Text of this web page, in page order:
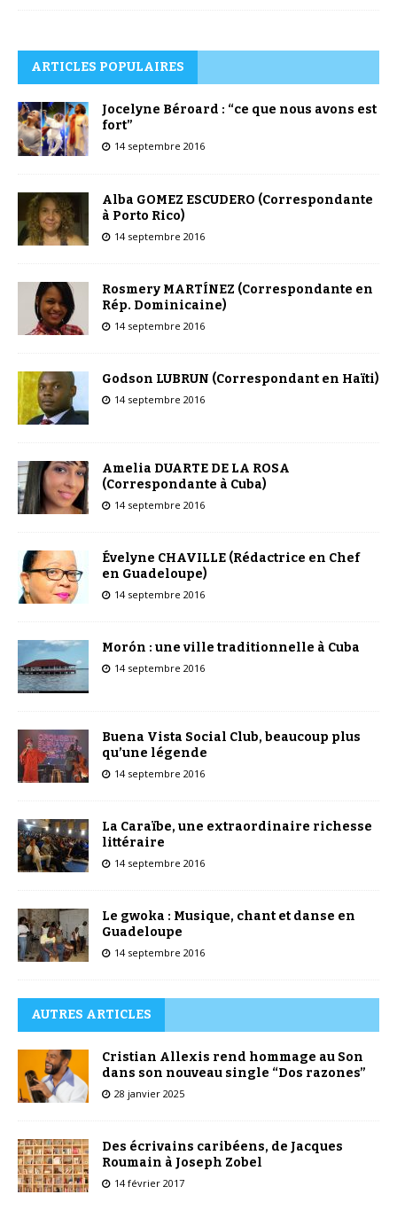
ARTICLES POPULAIRES
Jocelyne Béroard : “ce que nous avons est
fort”
14 septembre 2016
Alba GOMEZ ESCUDERO (Correspondante
à Porto Rico)
14 septembre 2016
Rosmery MARTÍNEZ (Correspondante en
Rép. Dominicaine)
14 septembre 2016
Godson LUBRUN (Correspondant en Haïti)
14 septembre 2016
Amelia DUARTE DE LA ROSA
(Correspondante à Cuba)
14 septembre 2016
Évelyne CHAVILLE (Rédactrice en Chef
en Guadeloupe)
14 septembre 2016
Morón : une ville traditionnelle à Cuba
14 septembre 2016
Buena Vista Social Club, beaucoup plus
qu’une légende
14 septembre 2016
La Caraïbe, une extraordinaire richesse
littéraire
14 septembre 2016
Le gwoka : Musique, chant et danse en
Guadeloupe
14 septembre 2016
AUTRES ARTICLES
Cristian Allexis rend hommage au Son
dans son nouveau single “Dos razones”
28 janvier 2025
Des écrivains caribéens, de Jacques
Roumain à Joseph Zobel
14 février 2017